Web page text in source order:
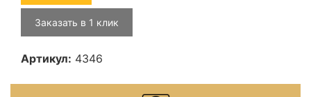
Заказать в 1 клик
Артикул: 4346